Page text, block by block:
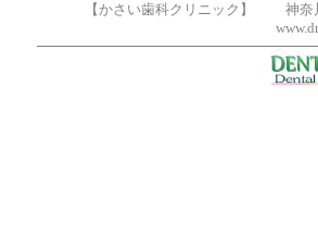
【かさい歯科クリニック】 神